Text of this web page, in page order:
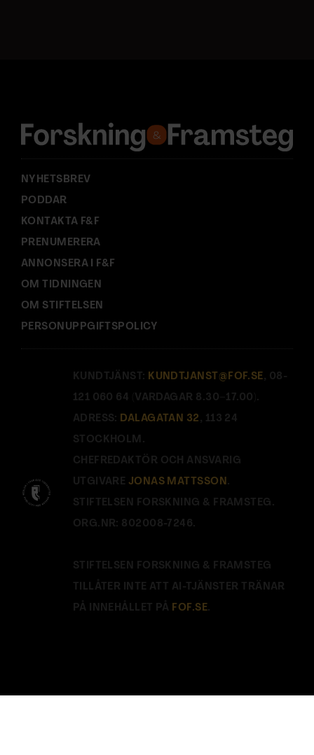
s
:
NYHETSBREV
PODDAR
KONTAKTA F&F
PRENUMERERA
ANNONSERA I F&F
OM TIDNINGEN
OM STIFTELSEN
PERSONUPPGIFTSPOLICY
KUNDTJÄNST: KUNDTJANST@FOF.SE , 08-
121 060 64 (VARDAGAR 8.30–17.00).
ADRESS: DALAGATAN 32 , 113 24
STOCKHOLM.
CHEFREDAKTÖR OCH ANSVARIG
UTGIVARE JONAS MATTSSON.
STIFTELSEN FORSKNING & FRAMSTEG.
ORG.NR: 802008-7246.
STIFTELSEN FORSKNING & FRAMSTEG
TILLÅTER INTE ATT AI-TJÄNSTER TRÄNAR
PÅ INNEHÅLLET PÅ FOF.SE.